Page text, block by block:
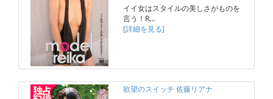
イイ女はスタイルの美しさがものを
言う！R…
[詳細を見る]
欲望のスイッチ 佐藤リアナ